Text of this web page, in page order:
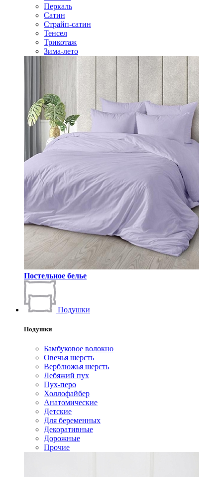
Перкаль
Сатин
Страйп-сатин
Тенсел
Трикотаж
Зима-лето
Постельное белье
Подушки
Подушки
Бамбуковое волокно
Овечья шерсть
Верблюжья шерсть
Лебяжий пух
Пух-перо
Холлофайбер
Анатомические
Детские
Для беременных
Декоративные
Дорожные
Прочие